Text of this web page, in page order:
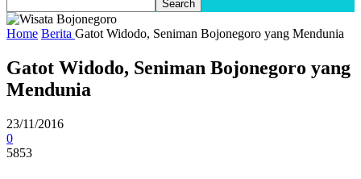
Home Berita Gatot Widodo, Seniman Bojonegoro yang Mendunia
Gatot Widodo, Seniman Bojonegoro yang
Mendunia
23/11/2016
0
5853